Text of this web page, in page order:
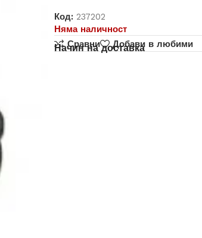
Код: 237202
Няма наличност
Сравни
Добави в любими
Начин на доставка